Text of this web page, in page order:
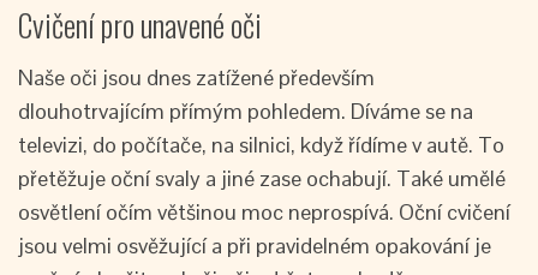
Cvičení pro unavené oči
Naše oči jsou dnes zatížené především
dlouhotrvajícím přímým pohledem. Díváme se na
televizi, do počítače, na silnici, když řídíme v autě. To
přetěžuje oční svaly a jiné zase ochabují. Také umělé
osvětlení očím většinou moc neprospívá. Oční cvičení
jsou velmi osvěžující a při pravidelném opakování je